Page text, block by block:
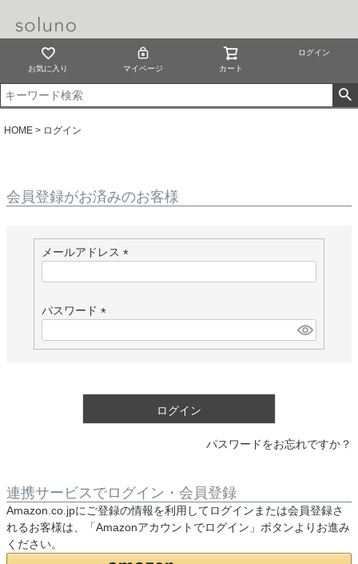
お気に入り マイページ カート
ログイン
HOME ログイン
会員登録がお済みのお客様
メールアドレス
)
パスワード
必
ログイン
パスワードをお忘れですか？
連携サービスでログイン・会員登録
Amazon.co.jpにご登録の情報を利用してログインまたは会員登録さ
れるお客様は、「Amazonアカウントでログイン」ボタンよりお進み
ください。